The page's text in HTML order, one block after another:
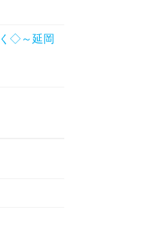
◇～延岡